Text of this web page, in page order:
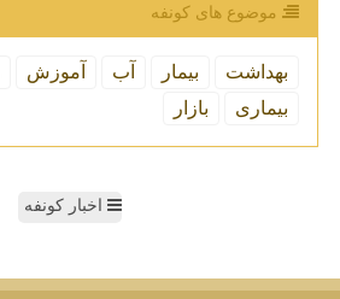
موضوع های كونفه
بهداشت بیمار آب آموزش
بیماری
بازار
اخبار کونفه